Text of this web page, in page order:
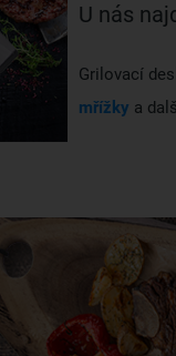
U nás
Grilovací
mřížky a